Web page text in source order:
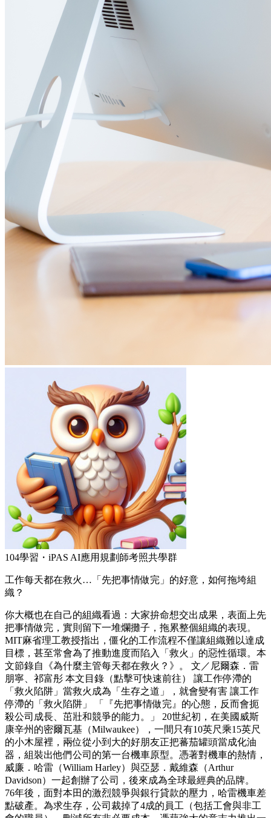
104學習・iPAS AI應用規劃師考照共學群
工作每天都在救火…「先把事情做完」的好意，如何拖垮組
織？
你大概也在自己的組織看過：大家拚命想交出成果，表面上先
把事情做完，實則留下一堆爛攤子，拖累整個組織的表現。
MIT麻省理工教授指出，僵化的工作流程不僅讓組織難以達成
目標，甚至常會為了推動進度而陷入「救火」的惡性循環。本
文節錄自《為什麼主管每天都在救火？》。 文／尼爾森．雷
朋寧、祁富彤 本文目錄（點擊可快速前往） 讓工作停滯的
「救火陷阱」當救火成為「生存之道」，就會變有害 讓工作
停滯的「救火陷阱」 「『先把事情做完』的心態，反而會扼
殺公司成長、茁壯和競爭的能力。」 20世紀初，在美國威斯
康辛州的密爾瓦基（Milwaukee），一間只有10英尺乘15英尺
的小木屋裡，兩位從小到大的好朋友正把蕃茄罐頭當成化油
器，組裝出他們公司的第一台機車原型。憑著對機車的熱情，
威廉．哈雷（William Harley）與亞瑟．戴維森（Arthur
Davidson）一起創辦了公司，後來成為全球最經典的品牌。
76年後，面對本田的激烈競爭與銀行貸款的壓力，哈雷機車差
點破產。為求生存，公司裁掉了4成的員工（包括工會與非工